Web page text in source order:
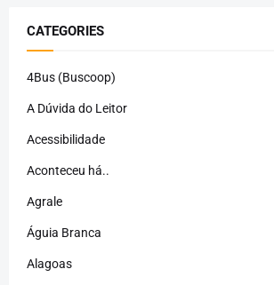
CATEGORIES
4Bus (Buscoop)
A Dúvida do Leitor
Acessibilidade
Aconteceu há..
Agrale
Águia Branca
Alagoas